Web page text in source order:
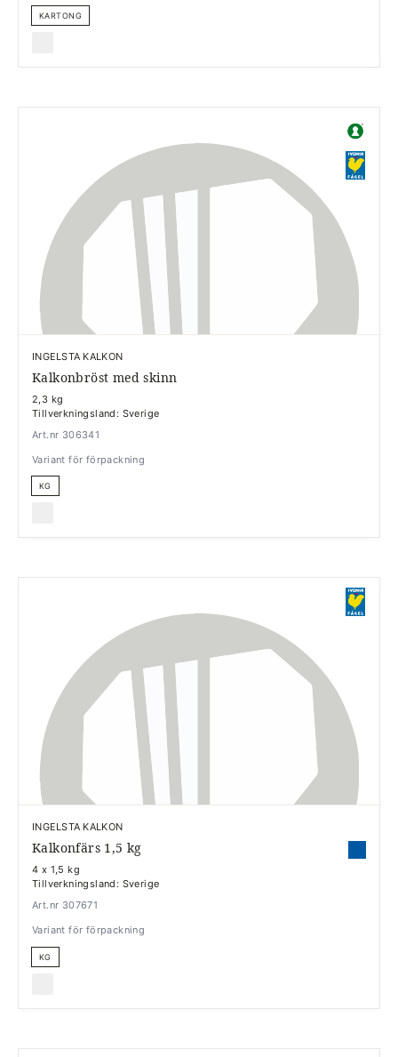
KARTONG
INGELSTA KALKON
Kalkonbröst med skinn
2,3 kg
Tillverkningsland: Sverige
Art.nr 306341
Variant för förpackning
KG
INGELSTA KALKON
Kalkonfärs 1,5 kg
4 x 1,5 kg
Tillverkningsland: Sverige
Art.nr 307671
Variant för förpackning
KG